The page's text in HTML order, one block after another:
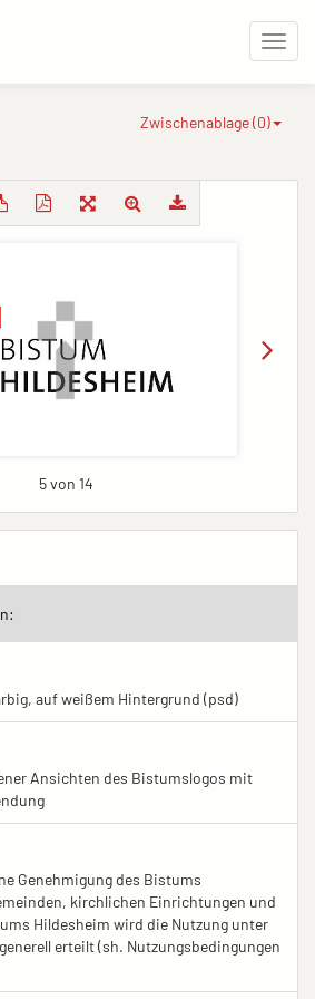
Zwischenablage (0)
5 von 14
auf weißem Hintergrund (psd)
Ansichten des Bistumslogos mit
Genehmigung des Bistums
kirchlichen Einrichtungen und
Hildesheim wird die Nutzung unter
erteilt (sh. Nutzungsbedingungen